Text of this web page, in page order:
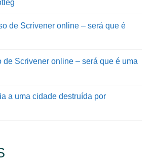
de Scrivener online – será que é
de Scrivener online – será que é uma
a uma cidade destruída por